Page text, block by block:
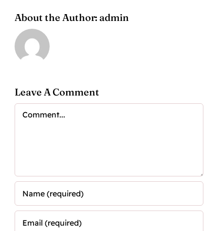
About the Author: admin
Leave A Comment
Comment